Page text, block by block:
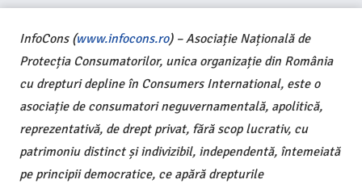
InfoCons (www.infocons.ro) – Asociație Națională de
Protecția Consumatorilor, unica organizație din România
cu drepturi depline în Consumers International, este o
asociație de consumatori neguvernamentală, apolitică,
reprezentativă, de drept privat, fără scop lucrativ, cu
patrimoniu distinct și indivizibil, independentă, întemeiată
pe principii democratice, ce apără drepturile